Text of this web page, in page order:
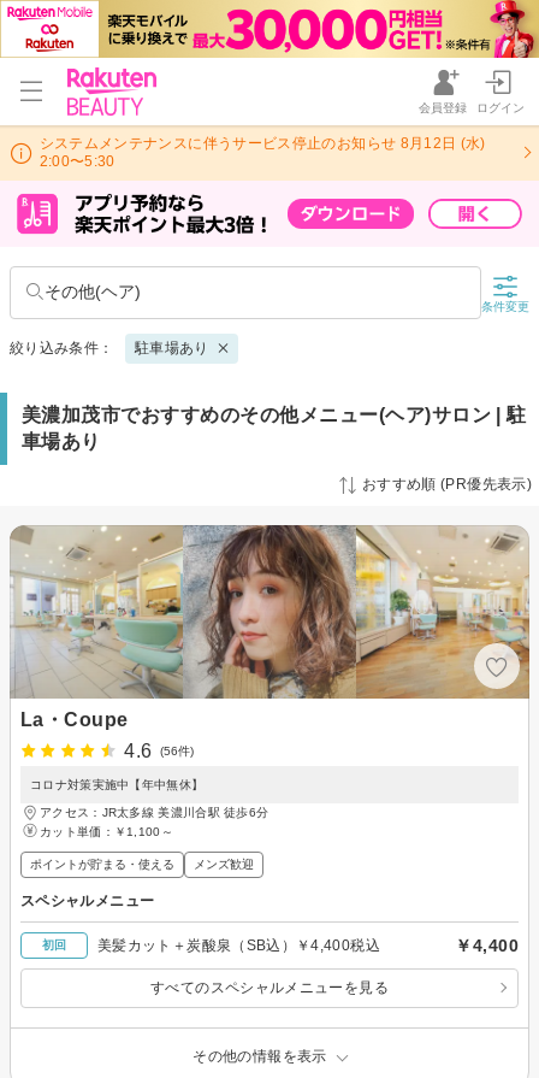
会員登録 ログイン
システムメンテナンスに伴うサービス停止のお知らせ 8月12日 (水)
2:00〜5:30
その他(ヘア)
条件変更
絞り込み条件： 駐車場あり
美濃加茂市でおすすめのその他メニュー(ヘア)サロン | 駐
車場あり
おすすめ順 (PR優先表示)
La・Coupe
4.6
(56件)
コロナ対策実施中【年中無休】
アクセス：JR太多線 美濃川合駅 徒歩6分
カット単価： ￥1,100～
ポイントが貯まる・使える メンズ歓迎
スペシャルメニュー
初回 美髪カット＋炭酸泉（SB込）￥4,400税込 ￥4,400
すべてのスペシャルメニューを見る
その他の情報を表示